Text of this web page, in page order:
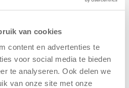
van cookies
content en advertenties te
voor social media te bieden
te analyseren. Ook delen we
van onze site met onze